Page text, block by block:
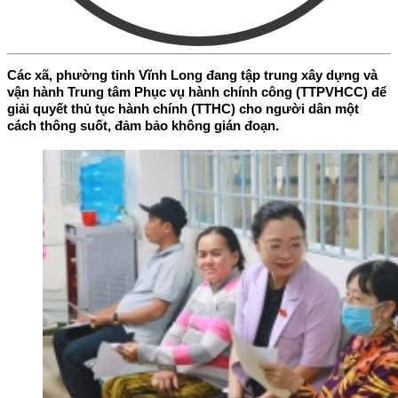
Các xã, phường tỉnh Vĩnh Long đang tập trung xây dựng và
vận hành Trung tâm Phục vụ hành chính công (TTPVHCC) để
giải quyết thủ tục hành chính (TTHC) cho người dân một
cách thông suốt, đảm bảo không gián đoạn.